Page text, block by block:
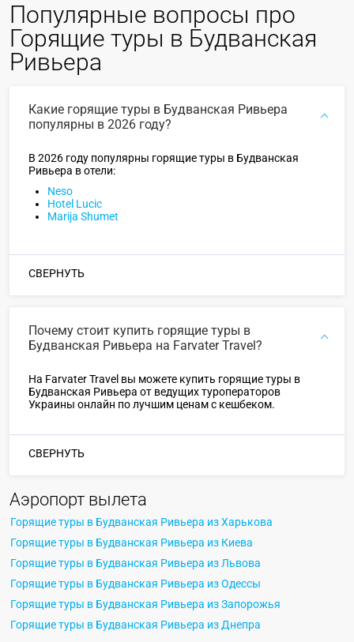
Популярные вопросы про
Горящие туры в Будванская
Ривьера
Какие горящие туры в Будванская Ривьера
популярны в 2026 году?
В 2026 году популярны горящие туры в Будванская
Ривьера в отели:
Neso
Hotel Lucic
Marija Shumet
СВЕРНУТЬ
Почему стоит купить горящие туры в
Будванская Ривьера на Farvater Travel?
На Farvater Travel вы можете купить горящие туры в
Будванская Ривьера от ведущих туроператоров
Украины онлайн по лучшим ценам с кешбеком.
СВЕРНУТЬ
Аэропорт вылета
Горящие туры в Будванская Ривьера из Харькова
Горящие туры в Будванская Ривьера из Киева
Горящие туры в Будванская Ривьера из Львова
Горящие туры в Будванская Ривьера из Одессы
Горящие туры в Будванская Ривьера из Запорожья
Горящие туры в Будванская Ривьера из Днепра